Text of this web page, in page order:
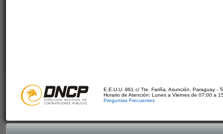
E.E.U.U. 961 c/ Tte. Fariña. Asunción, Paraguay -
Horario de Atención: Lunes a Viernes de 07:00 a
Preguntas Frecuentes